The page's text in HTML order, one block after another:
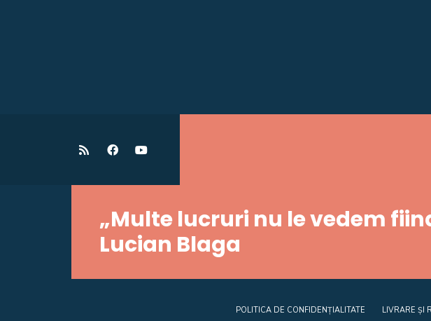
„Multe lucruri nu le vedem
Lucian Blaga
POLITICA DE CONFIDENȚIALITATE LIVRARE ȘI